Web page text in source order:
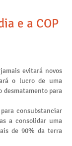
e a COP
evitará novos
o lucro de uma
desmatamento para
consubstanciar
a consolidar uma
de 90% da terra